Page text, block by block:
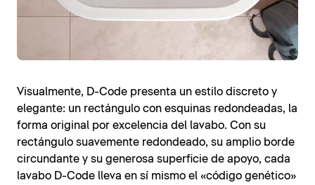
Visualmente, D-Code presenta un estilo discreto y
elegante: un rectángulo con esquinas redondeadas, la
forma original por excelencia del lavabo. Con su
rectángulo suavemente redondeado, su amplio borde
circundante y su generosa superficie de apoyo, cada
lavabo D-Code lleva en sí mismo el «código genético»